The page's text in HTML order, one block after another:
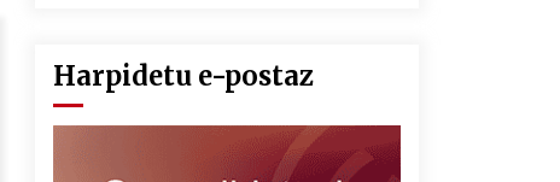
Harpidetu e-postaz